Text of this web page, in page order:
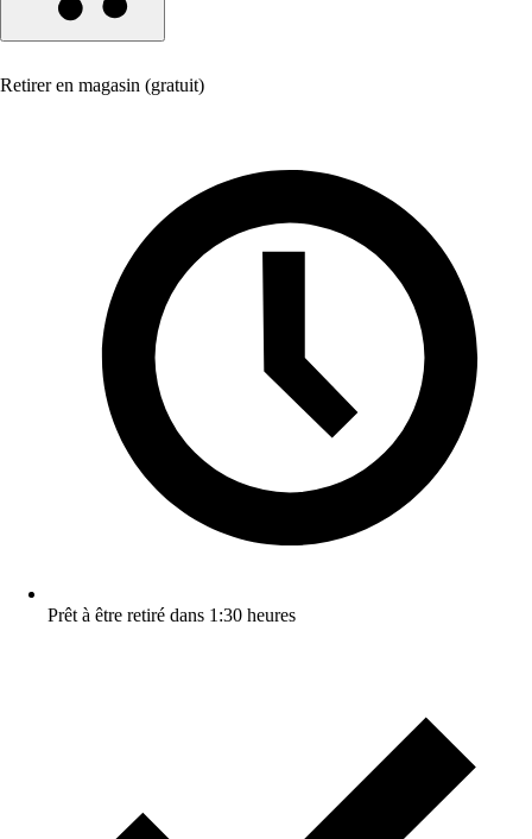
Retirer en magasin (gratuit)
Prêt à être retiré dans 1:30 heures